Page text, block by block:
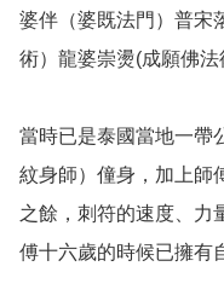
婆伴（婆既法門）普宋
術）龍婆崇燙(成願佛
當時已是泰國當地一帶
紋身師）僮身，加上師
之餘，刺符的速度、力
傅十六歲的時候已擁有